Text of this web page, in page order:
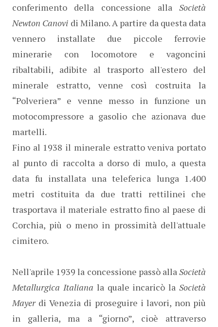
conferimento della concessione alla Società
Newton Canovi di Milano. A partire da questa data
vennero installate due piccole ferrovie
minerarie con locomotore e vagoncini
ribaltabili, adibite al trasporto all'estero del
minerale estratto, venne così costruita la
“Polveriera” e venne messo in funzione un
motocompressore a gasolio che azionava due
martelli.
Fino al 1938 il minerale estratto veniva portato
al punto di raccolta a dorso di mulo, a questa
data fu installata una teleferica lunga 1.400
metri costituita da due tratti rettilinei che
trasportava il materiale estratto fino al paese di
Corchia, più o meno in prossimità dell'attuale
cimitero.
Nell'aprile 1939 la concessione passò alla Società
Metallurgica Italiana la quale incaricò laSocietà
Mayerdi Venezia di proseguire i lavori, non più
in galleria, ma a “giorno”, cioè attraverso